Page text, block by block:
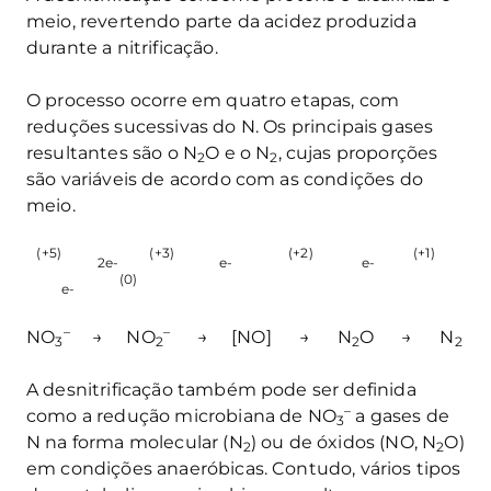
meio, revertendo parte da acidez produzida
durante a nitrificação.
O processo ocorre em quatro etapas, com
reduções sucessivas do N. Os principais gases
resultantes são o N2O e o N2 , cujas proporções
são variáveis de acordo com as condições do
meio.
(+5)
2e-
(+3)
e-
(+2)
e-
(+1)
e-
(0)
NO3
–→ NO2
– → [NO] → N2O → N2
A desnitrificação também pode ser definida
como a redução microbiana de NO3
– a gases de
N na forma molecular (N2) ou de óxidos (NO, N2O)
em condições anaeróbicas. Contudo, vários tipos